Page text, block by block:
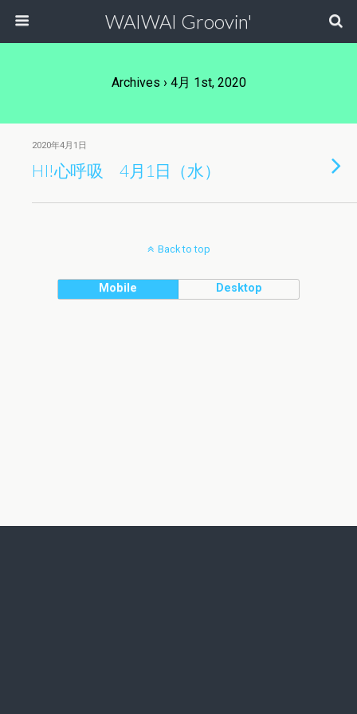
WAIWAI Groovin'
Archives › 4月 1st, 2020
2020年4月1日
HI!心呼吸 4月1日（水）
Back to top
Mobile Desktop